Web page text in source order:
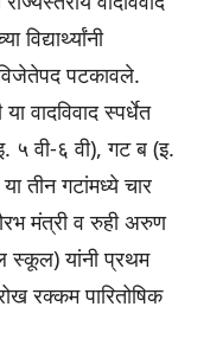
पटकावले.
वादविवाद स्पर्धेत
५ वी-६ वी), गट ब (इ.
तीन गटांमध्ये चार
मंत्री व रुही अरुण
स्कूल) यांनी प्रथम
रक्कम पारितोषिक